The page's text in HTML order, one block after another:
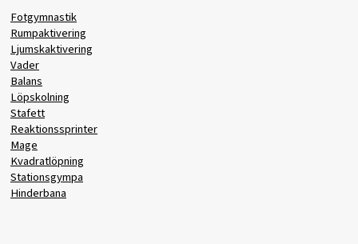
Fotgymnastik
Rumpaktivering
Ljumskaktivering
Vader
Balans
Löpskolning
Stafett
Reaktionssprinter
Mage
Kvadratlöpning
Stationsgympa
Hinderbana